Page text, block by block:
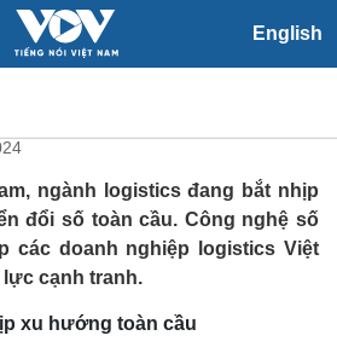
English
Xã hội
Tin 24h
Dự báo thời tiết
Giáo dục
Dấu ấn VOV
Việt Nam bắt
chuyển đổi số
ngành logistics đang bắt nhịp
đổi số toàn cầu. Công nghệ số
các doanh nghiệp logistics Việt
lực cạnh tranh.
xu hướng toàn cầu